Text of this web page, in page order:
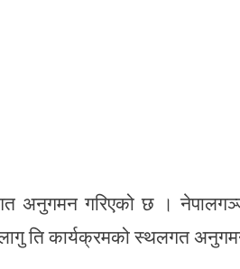
अनुगमन गरिएको छ ।
ति कार्यक्रमको स्थलगत